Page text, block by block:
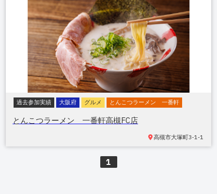
過去参加実績 大阪府 グルメ とんこつラーメン 一番軒
とんこつラーメン 一番軒高槻FC店
高槻市大塚町3-1-1
1